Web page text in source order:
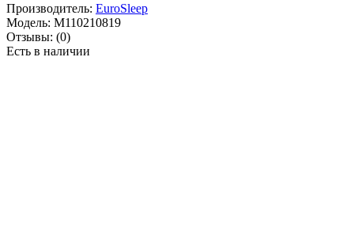
Производитель: EuroSleep
Модель: M110210819
Отзывы: (0)
Есть в наличии